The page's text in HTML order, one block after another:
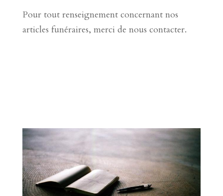
Pour tout renseignement concernant nos
articles funéraires, merci de nous contacter.